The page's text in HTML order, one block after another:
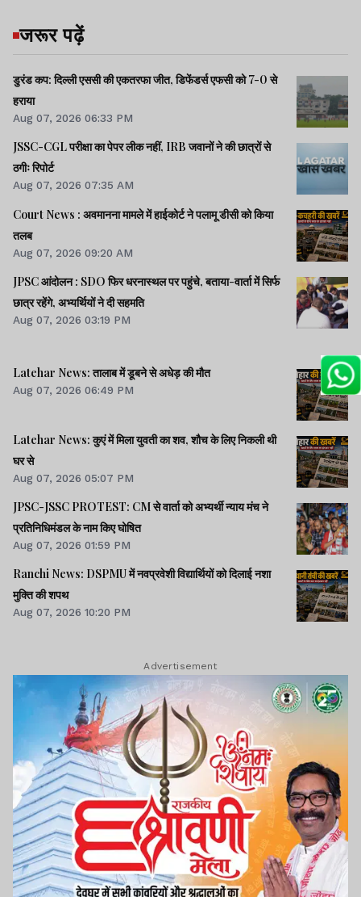
जरूर पढ़ें
डुरंड कप: दिल्ली एससी की एकतरफा जीत, डिफेंडर्स एफसी को 7-0 से
हराया
Aug 07, 2026 06:33 PM
JSSC-CGL परीक्षा का पेपर लीक नहीं, IRB जवानों ने की छात्रों से
ठगीः रिपोर्ट
Aug 07, 2026 07:35 AM
Court News : अवमानना मामले में हाईकोर्ट ने पलामू डीसी को किया
तलब
Aug 07, 2026 09:20 AM
JPSC आंदोलन : SDO फिर धरनास्थल पर पहुंचे, बताया-वार्ता में सिर्फ
छात्र रहेंगे, अभ्यर्थियों ने दी सहमति
Aug 07, 2026 03:19 PM
Latehar News: तालाब में डूबने से अधेड़ की मौत
Aug 07, 2026 06:49 PM
Latehar News: कुएं में मिला युवती का शव, शौच के लिए निकली थी
घर से
Aug 07, 2026 05:07 PM
JPSC-JSSC PROTEST: CM से वार्ता को अभ्यर्थी न्याय मंच ने
प्रतिनिधिमंडल के नाम किए घोषित
Aug 07, 2026 01:59 PM
Ranchi News: DSPMU में नवप्रवेशी विद्यार्थियों को दिलाई नशा
मुक्ति की शपथ
Aug 07, 2026 10:20 PM
Advertisement